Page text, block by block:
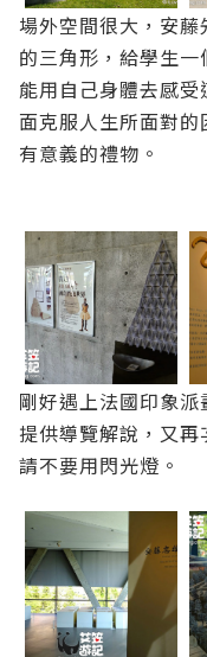
場外空間很大，安
的三角形，給學生
能用自己身體去感
面克服人生所面對
有意義的禮物。
剛好遇上法國印象
提供導覽解說，又
請不要用閃光燈。